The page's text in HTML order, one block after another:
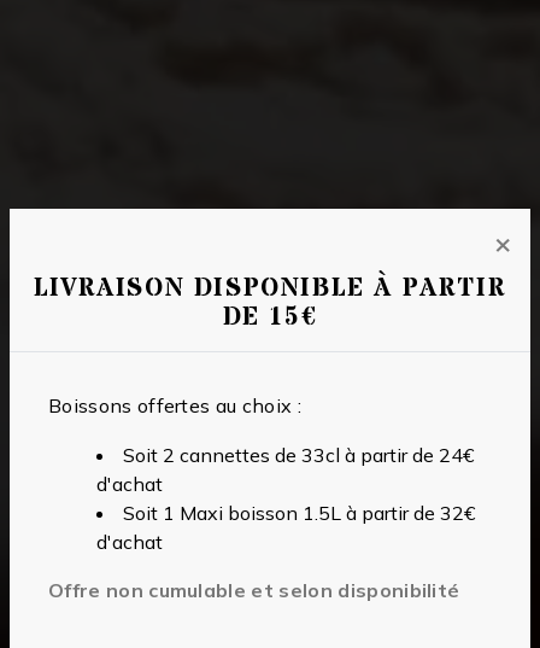
LIVRAISON DISPONIBLE À PARTIR
DE 15€
×
Boissons offertes au choix :
Soit 2 cannettes de 33cl à partir de 24€
d'achat
Soit 1 Maxi boisson 1.5L à partir de 32€
d'achat
Offre non cumulable et selon disponibilité